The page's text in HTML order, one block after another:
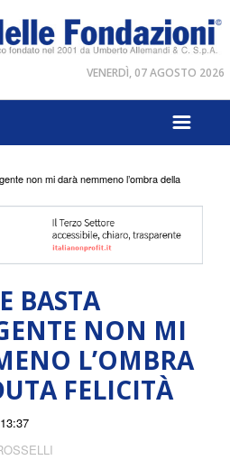
VENERDÌ, 07 AGOSTO 2026
non mi darà nemmeno l’ombra della
BASTA
NON MI
L’OMBRA
FELICITÀ